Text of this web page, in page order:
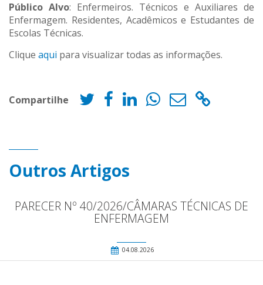
Público Alvo: Enfermeiros. Técnicos e Auxiliares de
Enfermagem. Residentes, Acadêmicos e Estudantes de
Escolas Técnicas.
Clique aqui para visualizar todas as informações.
Compartilhe
Outros Artigos
PARECER Nº 40/2026/CÂMARAS TÉCNICAS DE
ENFERMAGEM
04.08.2026